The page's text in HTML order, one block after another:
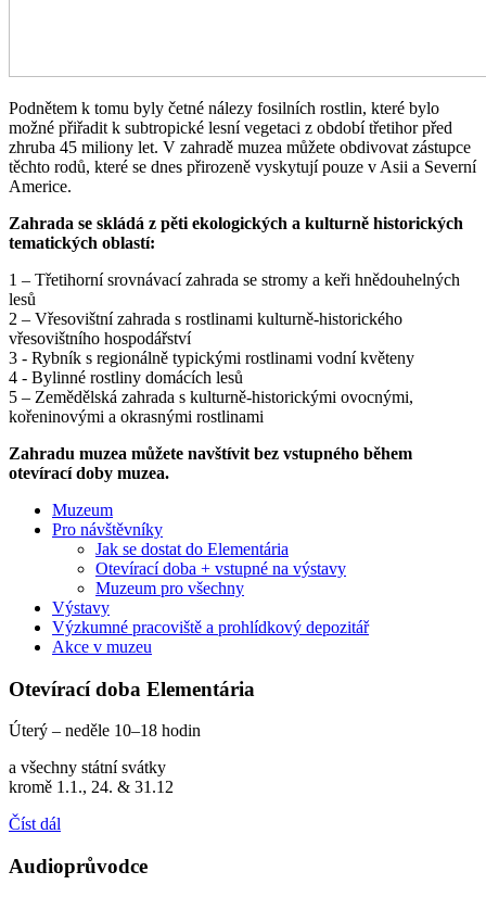
Podnětem k tomu byly četné nálezy fosilních rostlin, které bylo
možné přiřadit k subtropické lesní vegetaci z období třetihor před
zhruba 45 miliony let. V zahradě muzea můžete obdivovat zástupce
těchto rodů, které se dnes přirozeně vyskytují pouze v Asii a Severní
Americe.
Zahrada se skládá z pěti ekologických a kulturně historických
tematických oblastí:
1 – Třetihorní srovnávací zahrada se stromy a keři hnědouhelných
lesů
2 – Vřesovištní zahrada s rostlinami kulturně-historického
vřesovištního hospodářství
3 - Rybník s regionálně typickými rostlinami vodní květeny
4 - Bylinné rostliny domácích lesů
5 – Zemědělská zahrada s kulturně-historickými ovocnými,
kořeninovými a okrasnými rostlinami
Zahradu muzea můžete navštívit bez vstupného během
otevírací doby muzea.
Muzeum
Pro návštěvníky
Jak se dostat do Elementária
Otevírací doba + vstupné na výstavy
Muzeum pro všechny
Výstavy
Výzkumné pracoviště a prohlídkový depozitář
Akce v muzeu
Otevírací doba Elementária
Úterý – neděle 10–18 hodin
a všechny státní svátky
kromě 1.1., 24. & 31.12
Číst dál
Audioprůvodce